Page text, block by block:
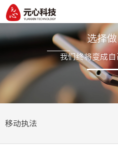
选择
我们终将变成
移动执法